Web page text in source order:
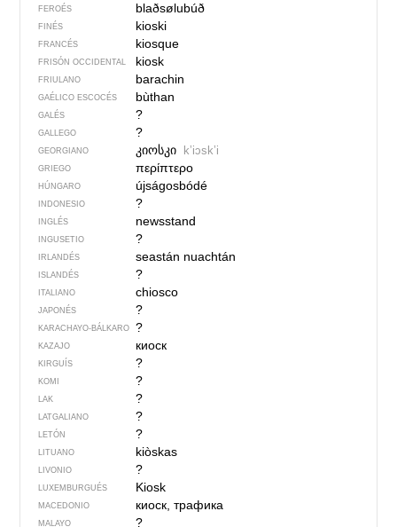
FEROÉS blaðsølubúð
FINÉS kioski
FRANCÉS kiosque
FRISÓN OCCIDENTAL kiosk
FRIULANO barachin
GAÉLICO ESCOCÉS bùthan
GALÉS ?
GALLEGO ?
GEORGIANO კიოსკი kʼiɔskʼi
GRIEGO περίπτερο
HÚNGARO újságosbódé
INDONESIO ?
INGLÉS newsstand
INGUSETIO ?
IRLANDÉS seastán nuachtán
ISLANDÉS ?
ITALIANO chiosco
JAPONÉS ?
KARACHAYO-BÁLKARO ?
KAZAJO киоск
KIRGUÍS ?
KOMI ?
LAK ?
LATGALIANO ?
LETÓN ?
LITUANO kiòskas
LIVONIO ?
LUXEMBURGUÉS Kiosk
MACEDONIO киоск, трафика
MALAYO ?